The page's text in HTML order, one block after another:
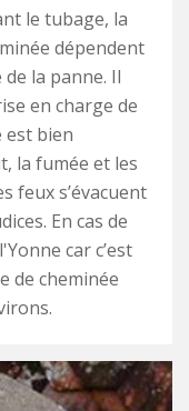
le tubage, la
dépendent
la panne. Il
en charge de
est bien
la fumée et les
feux s’évacuent
En cas de
car c’est
de cheminée